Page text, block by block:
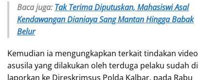
Baca juga: Tak Terima Diputuskan, Mahasiswi Asal
Kendawangan Dianiaya Sang Mantan Hingga Babak
Belur
Kemudian ia mengungkapkan terkait tindakan video
asusila yang dilakukan oleh terduga pelaku sudah di
laporkan ke Direskrimsus Polda Kalbar, pada Rabu